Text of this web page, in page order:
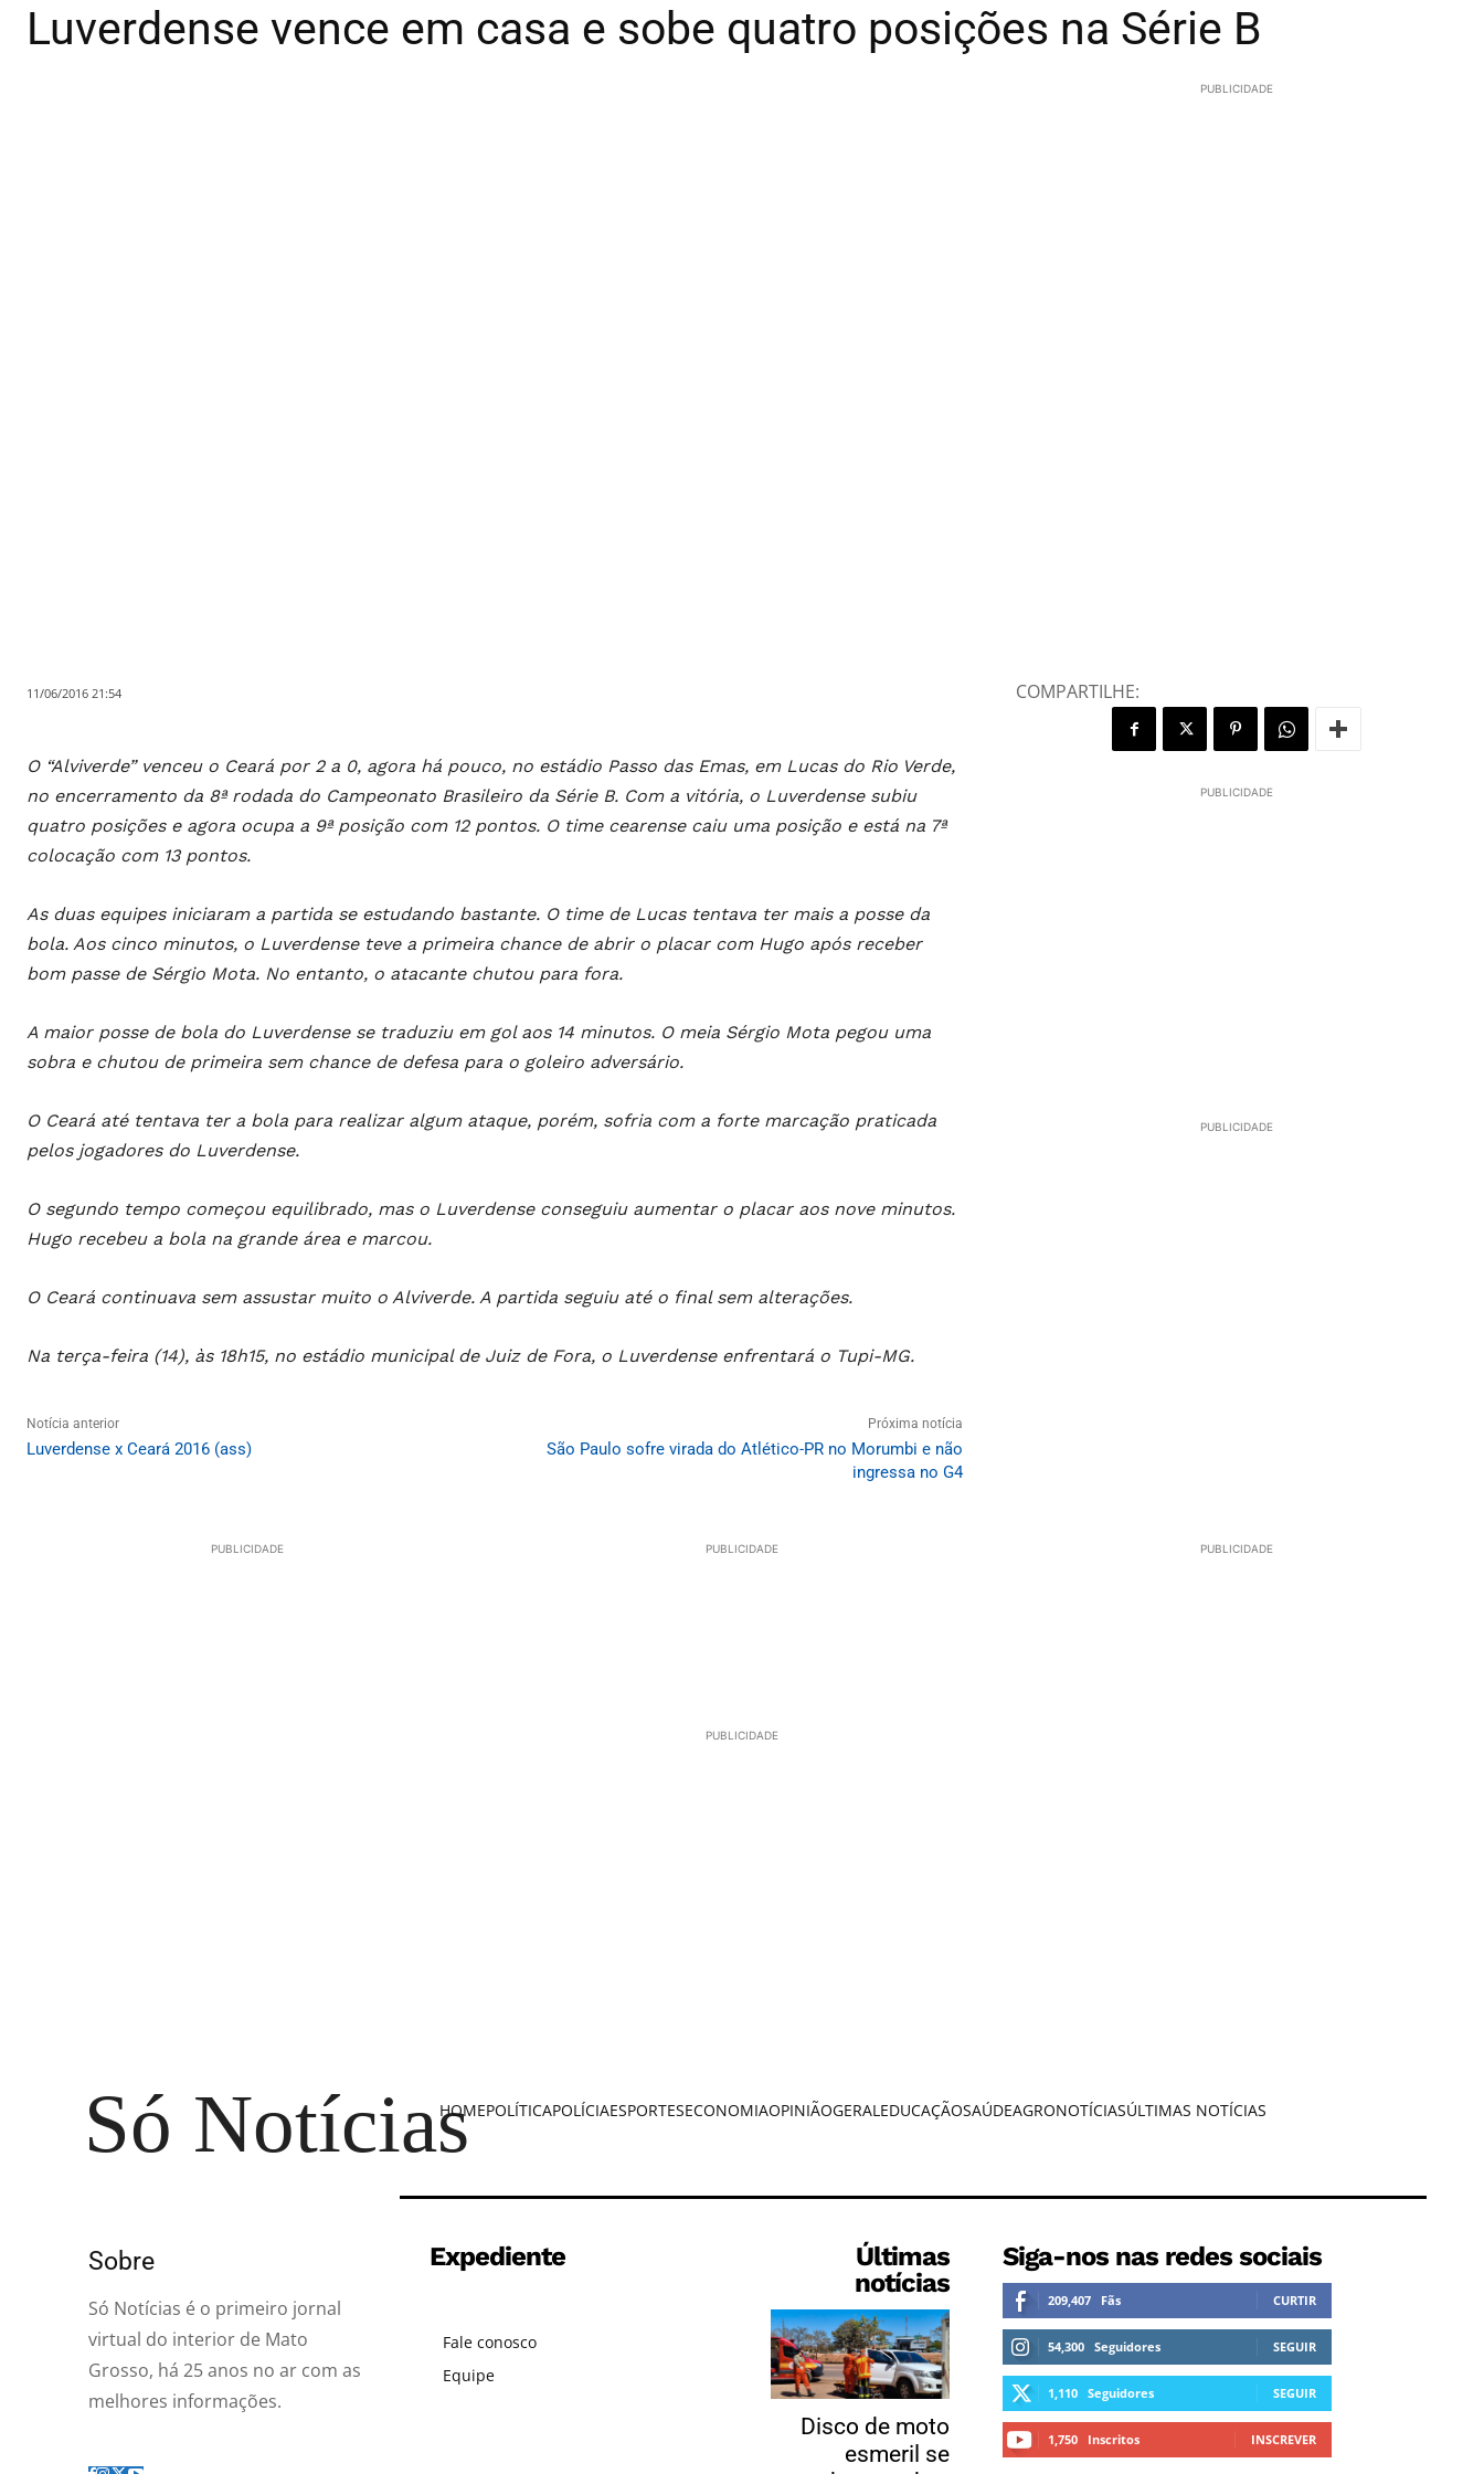
Luverdense vence em casa e sobe quatro posições na Série B
PUBLICIDADE
11/06/2016 21:54
O “Alviverde” venceu o Ceará por 2 a 0, agora há pouco, no estádio Passo das Emas, em Lucas do Rio Verde,
no encerramento da 8ª rodada do Campeonato Brasileiro da Série B. Com a vitória, o Luverdense subiu
quatro posições e agora ocupa a 9ª posição com 12 pontos. O time cearense caiu uma posição e está na 7ª
colocação com 13 pontos.
As duas equipes iniciaram a partida se estudando bastante. O time de Lucas tentava ter mais a posse da
bola. Aos cinco minutos, o Luverdense teve a primeira chance de abrir o placar com Hugo após receber
bom passe de Sérgio Mota. No entanto, o atacante chutou para fora.
A maior posse de bola do Luverdense se traduziu em gol aos 14 minutos. O meia Sérgio Mota pegou uma
sobra e chutou de primeira sem chance de defesa para o goleiro adversário.
O Ceará até tentava ter a bola para realizar algum ataque, porém, sofria com a forte marcação praticada
pelos jogadores do Luverdense.
O segundo tempo começou equilibrado, mas o Luverdense conseguiu aumentar o placar aos nove minutos.
Hugo recebeu a bola na grande área e marcou.
O Ceará continuava sem assustar muito o Alviverde. A partida seguiu até o final sem alterações.
Na terça-feira (14), às 18h15, no estádio municipal de Juiz de Fora, o Luverdense enfrentará o Tupi-MG.
Notícia anterior
Luverdense x Ceará 2016 (ass)
Próxima notícia
São Paulo sofre virada do Atlético-PR no Morumbi e não
ingressa no G4
COMPARTILHE:
PUBLICIDADE
PUBLICIDADE
PUBLICIDADE PUBLICIDADE PUBLICIDADE
PUBLICIDADE
Só Notícias
HOMEPOLÍTICAPOLÍCIAESPORTESECONOMIAOPINIÃOGERALEDUCAÇÃOSAÚDEAGRONOTÍCIASÚLTIMAS NOTÍCIAS
Sobre
Só Notícias é o primeiro jornal
virtual do interior de Mato
Grosso, há 25 anos no ar com as
melhores informações.
Expediente
Fale conosco
Equipe
Últimas
notícias
Disco de moto
esmeril se
Siga-nos nas redes sociais
209,407 Fãs CURTIR
54,300 Seguidores SEGUIR
1,110 Seguidores SEGUIR
1,750 Inscritos INSCREVER